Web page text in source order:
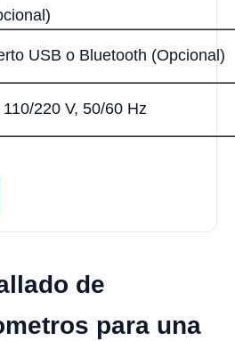
USB o Bluetooth (Opcional)
220 V, 50/60 Hz
de
para una